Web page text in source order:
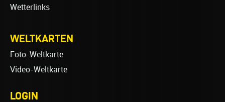
Wetterlinks
WELTKARTEN
Foto-Weltkarte
Video-Weltkarte
LOGIN